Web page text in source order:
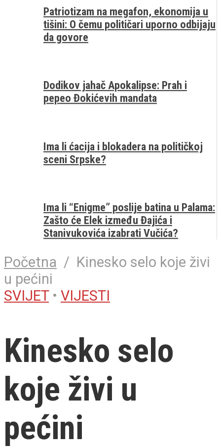
Patriotizam na megafon, ekonomija u
tišini: O čemu političari uporno odbijaju
da govore
Dodikov jahač Apokalipse: Prah i
pepeo Đokićevih mandata
Ima li ćacija i blokadera na političkoj
sceni Srpske?
Ima li “Enigme” poslije batina u Palama:
Zašto će Elek između Đajića i
Stanivukovića izabrati Vučića?
Početna / Kinesko selo koje živi
u pećini
SVIJET • VIJESTI
Kinesko selo
koje živi u
pećini